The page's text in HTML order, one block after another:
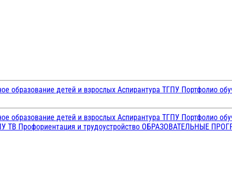
образование детей и взрослых Аспирантура ТГПУ Портфолио
образование детей и взрослых Аспирантура ТГПУ Портфолио
ТВ Профориентация и трудоустройство ОБРАЗОВАТЕЛЬНЫЕ